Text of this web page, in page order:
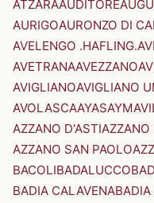
ATZARAAUDITORE
AURIGOAURONZO DI
AVELENGO .HAFLING.
AVETRANAAVEZZANO
AVIGLIANOAVIGLIANO
AVOLASCAAYAS
AZZANO D'ASTIAZZANO
AZZANO SAN PAOLO
BACOLIBADALUCCO
BADIA CALAVENABADIA